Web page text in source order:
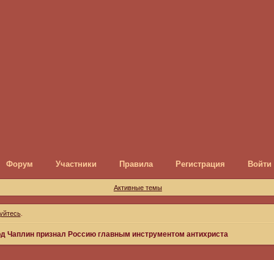
Форум Участники Правила Регистрация Войти
Активные темы
.
Чаплин признал Россию главным инструментом антихриста